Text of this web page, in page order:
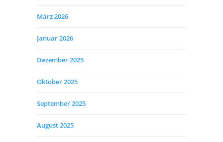
März 2026
Januar 2026
Dezember 2025
Oktober 2025
September 2025
August 2025